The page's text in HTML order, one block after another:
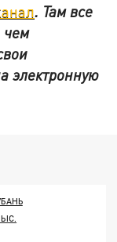
. Там все
чем
электронную